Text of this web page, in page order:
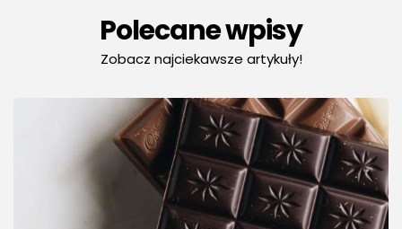
Polecane wpisy
Zobacz najciekawsze artykuły!